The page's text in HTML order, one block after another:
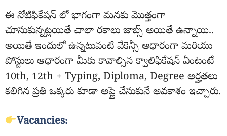
ఈ నోటిఫికేషన్ లో భాగంగా మనకు మొత్తంగా
చూసుకున్నట్లయితే చాలా రకాలు జాబ్స్ అయితే ఉన్నాయి..
అయితే ఇందులో ఉన్నటువంటి వేకెన్సీ ఆధారంగా మరియు
పోస్టులు ఆధారంగా మీకు కావాల్సిన క్వాలిఫికేషన్ ఏంటంటే
10th, 12th + Typing, Diploma, Degree అర్హతలు
కలిగిన ప్రతి ఒక్కరు కూడా అప్లై చేసుకునే అవకాశం ఇచ్చారు.
Vacancies: